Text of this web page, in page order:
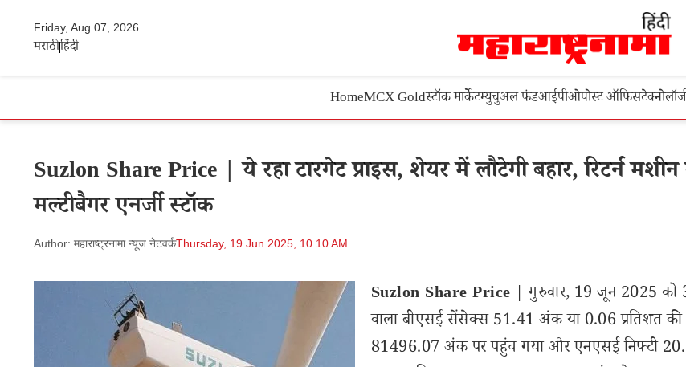
Friday, Aug 07, 2026
मराठीहिंदी
HomeMCX Goldस्टॉक मार्केटम्युचुअल फंडआईपीओपोस्ट ऑफिस
Suzlon Share Price | ये रहा टारगेट प्राइस, शेयर में लौटेगी बहार, रिटर्न
मल्टीबैगर एनर्जी स्टॉक
Author: महाराष्ट्रनामा न्यूज नेटवर्कThursday, 19 Jun 2025, 10.10 AM
Suzlon Share Price | गुरुवार, 19 जून 2025 को
वाला बीएसई सेंसेक्स 51.41 अंक या 0.06 प्रतिशत
81496.07 अंक पर पहुंच गया और एनएसई निफ्टी